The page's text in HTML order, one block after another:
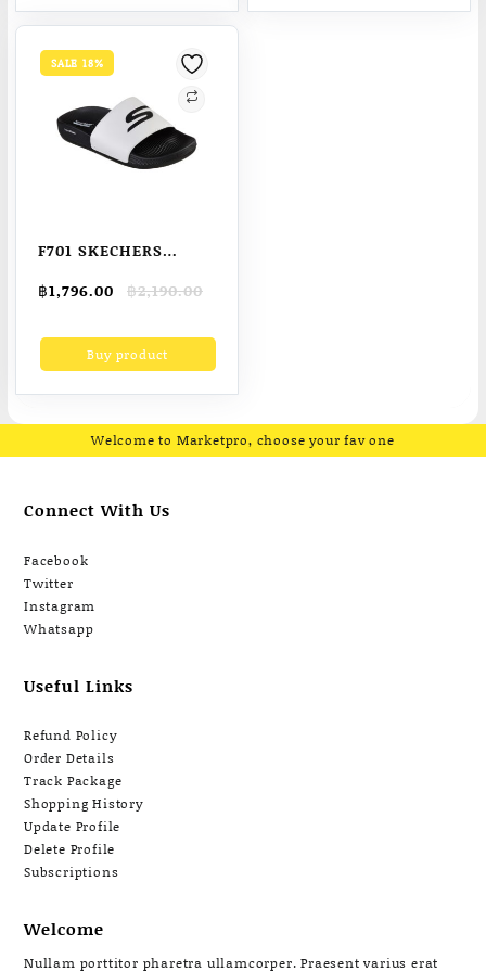
100% Original
SALE 18%
F701 SKECHERS
Deriver Men’s
฿2,190.00
Original
was:
฿2,190.00.
฿1,796.00
Current
is:
฿1,796.00.Buy product
Welcome to Marketpro, choose your fav one
Connect With Us
Facebook
Twitter
Instagram
Whatsapp
Useful Links
Refund Policy
Order Details
Track Package
Shopping History
Update Profile
Delete Profile
Subscriptions
Welcome
Nullam porttitor pharetra ullamcorper. Praesent varius erat